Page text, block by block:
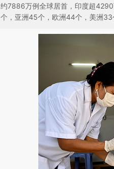
约7886万例全球居首，印度超
个，亚洲45个，欧洲44个，美洲33